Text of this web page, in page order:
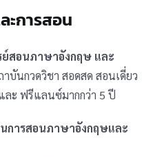
ะการสอน
ย์สอนภาษาอังกฤษ และ
าบันกวดวิชา สอดสด สอนเดี่ยว
ละ ฟรีแลนซ์มากกว่า 5 ปี
การสอนภาษาอังกฤษและ